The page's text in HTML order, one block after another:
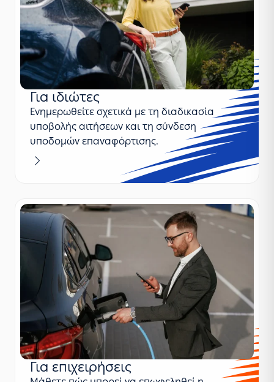
Για ιδιώτες
Ενημερωθείτε σχετικά με τη διαδικασία
υποβολής αιτήσεων και τη σύνδεση
υποδομών επαναφόρτισης.
Μαθαίνω περισσότερα
Για επιχειρήσεις